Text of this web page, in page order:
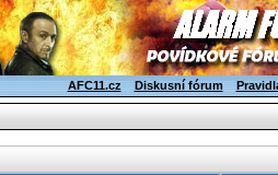
AFC11.cz Diskusní fórum